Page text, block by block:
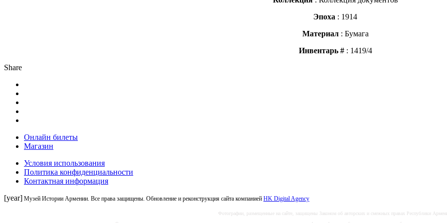
Эпоха : 1914
Материал: Бумага
Инвентарь #: 1419/4
Share
Онлайн билеты
Магазин
Условия использования
Политика конфиденциальности
Контактная информация
[year] Музей Истории Армении. Все права защищены. Обновление и реконструкция сайта компанией HK Digital Agency
Фотографии, размещенные на сайте, защищены Законом об авторских и смежных правах Республики